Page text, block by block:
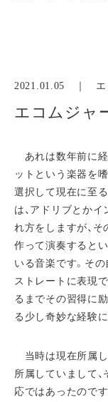
2021.01.05 ｜
エコムジャ
あれは数年前に経
ットという楽器を
選択して現在に至
は、アドリブとか
れ方をしますが、
作って演奏すると
いる音楽です。そ
ストレートに表現
るまでその習得に
る少し奇妙な経験
当時は現在所属し
所属していまして
応ではあったので